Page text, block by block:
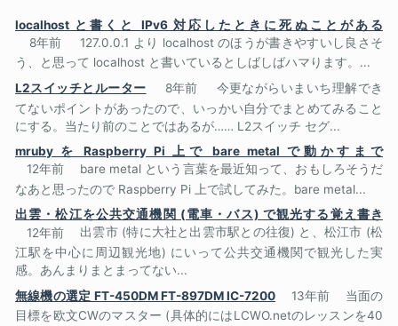
localhost と書くと IPv6 対応したときに死ぬことがある
8年前
127.0.0.1 より localhost のほうが書きやすいし良さそ
う、と思って localhost と書いているとしばしばハマります。...
L2スイッチとルーター
8年前
今更ながらいまいち理解でき
てないポイントがあったので、いっかい自分でまとめてみること
にする。当たり前のことではあるが…… L2スイッチ セグ...
mruby を Raspberry Pi 上で bare metal で動かすまで
12年前
bare metal という言葉を最近知って、おもしろそうだ
なあと思ったので Raspberry Pi 上で試してみた。bare metal...
出雲・松江を公共交通機関 (電車・バス) で観光する覚え書き
12年前
出雲市 (特に大社と出雲市駅との往復) と、松江市 (松
江駅を中心に周辺観光地) にいって公共交通機関で観光した実
感。あんまりまとまってない...
無線機の選定 FT-450DM FT-897DM IC-7200
13年前
当面の
目標を欧文CWのマスター (具体的にはLCWO.netのレッスンを40